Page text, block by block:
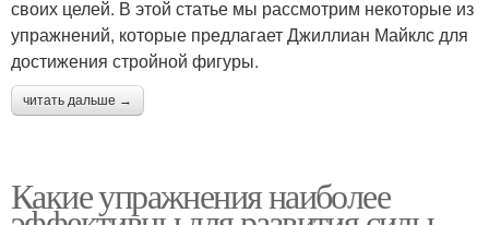
своих целей. В этой статье мы рассмотрим некоторые из
упражнений, которые предлагает Джиллиан Майклс для
достижения стройной фигуры.
читать дальше →
Какие упражнения наиболее